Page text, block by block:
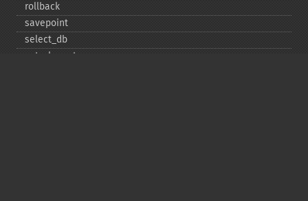
rollback
savepoint
select_​db
set_​charset